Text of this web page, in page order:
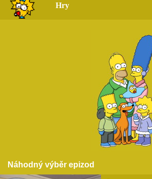
Hry
Náhodný výběr epizod